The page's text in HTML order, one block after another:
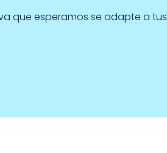
que esperamos se adapte a tus